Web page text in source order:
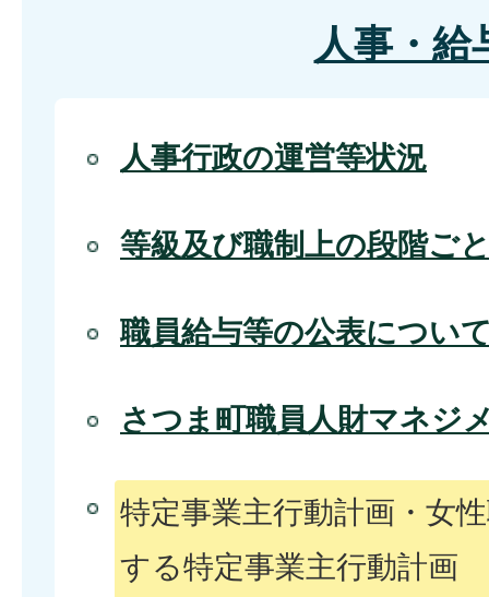
人事・給
人事行政の運営等状況
等級及び職制上の段階ご
職員給与等の公表につい
さつま町職員人財マネジ
特定事業主行動計画・女
する特定事業主行動計画